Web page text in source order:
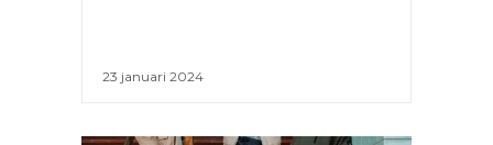
23 januari 2024